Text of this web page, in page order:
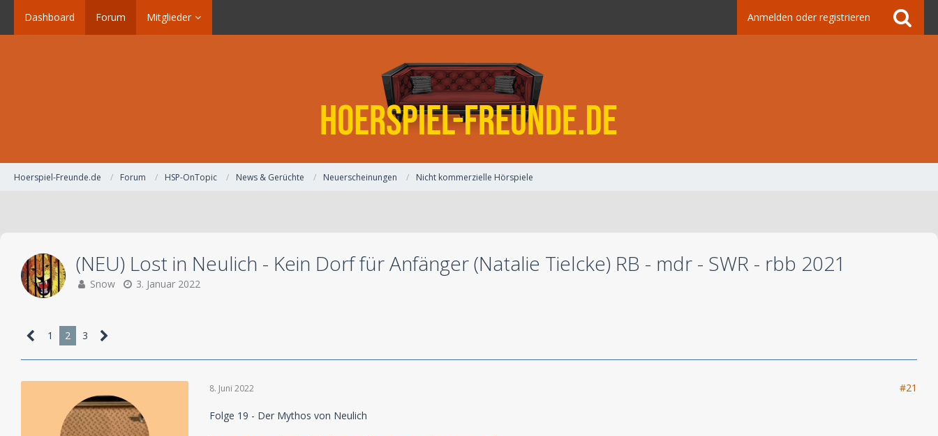
Dashboard Forum Mitglieder Anmelden oder registrieren
Hoerspiel-Freunde.de Forum HSP-OnTopic News & Gerüchte Neuerscheinungen Nicht kommerzielle Hörspiele
(NEU) Lost in Neulich - Kein Dorf für Anfänger (Natalie Tielcke) RB - mdr - SWR - rbb 2021
Snow 3. Januar 2022
1 2 3
8. Juni 2022 #21
Folge 19 - Der Mythos von Neulich